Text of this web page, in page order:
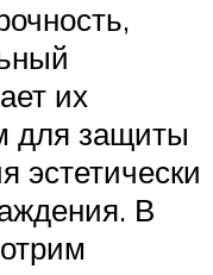
их
для защиты
эстетически
В